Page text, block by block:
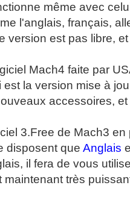
même avec
l'anglais, français,
version est pas libre,
Mach4 faite par
est la version mise à
accessoires,
3.Free de Mach3
disposent que Anglais
il fera de vous
maintenant très